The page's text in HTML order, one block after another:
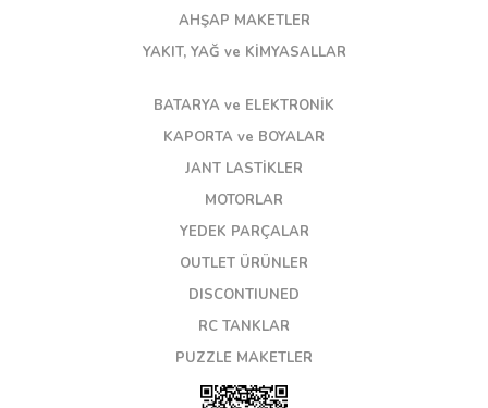
AHŞAP MAKETLER
YAKIT, YAĞ ve KİMYASALLAR
BATARYA ve ELEKTRONİK
KAPORTA ve BOYALAR
JANT LASTİKLER
MOTORLAR
YEDEK PARÇALAR
OUTLET ÜRÜNLER
DISCONTIUNED
RC TANKLAR
PUZZLE MAKETLER